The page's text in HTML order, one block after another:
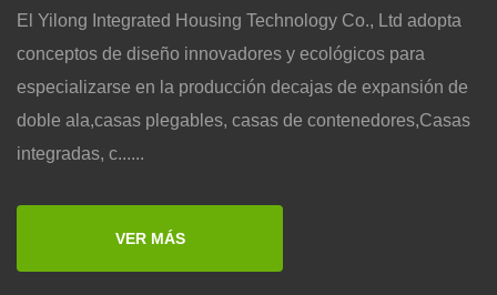
El Yilong Integrated Housing Technology Co., Ltd adopta
conceptos de diseño innovadores y ecológicos para
especializarse en la producción decajas de expansión de
doble ala,casas plegables, casas de contenedores,Casas
integradas, c......
VER MÁS